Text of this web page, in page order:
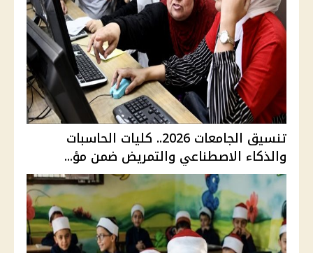
تنسيق الجامعات 2026.. كليات الحاسبات
والذكاء الاصطناعي والتمريض ضمن مؤ...